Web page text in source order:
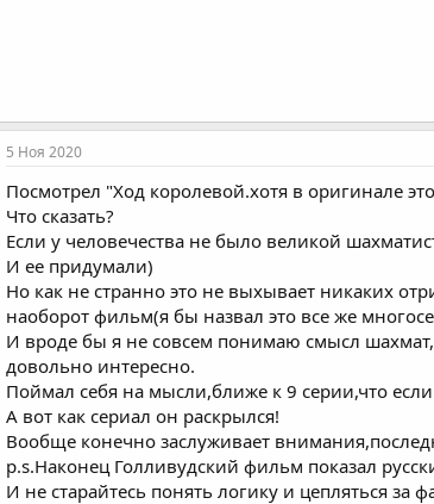
5 Ноя 2020
Посмотрел "Ход королевой.хотя в оригинале
Что сказать?
Если у человечества не было великой
И ее придумали)
Но как не странно это не выхывает никаких
наоборот фильм(я бы назвал это все же
И вроде бы я не совсем понимаю смысл
довольно интересно.
Поймал себя на мысли,ближе к 9 серии,что
А вот как сериал он раскрылся!
Вообще конечно заслуживает
p.s.Наконец Голливудский фильм показал
И не старайтесь понять логику и цепляться за